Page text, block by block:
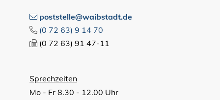
poststelle@waibstadt.de
(0 72 63) 9 14 70
(0 72 63) 91 47-11
Sprechzeiten
Mo - Fr 8.30 - 12.00 Uhr